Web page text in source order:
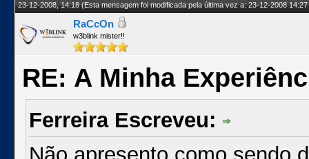
23-12-2008, 14:18(Esta mensagem foi modificada pela última vez a: 23-12-2008
RaCcOn
w3blink mister!!
RE: A Minha
Ferreira Escreveu: